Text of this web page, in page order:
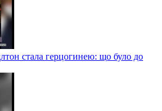
стала герцогинею: що було до